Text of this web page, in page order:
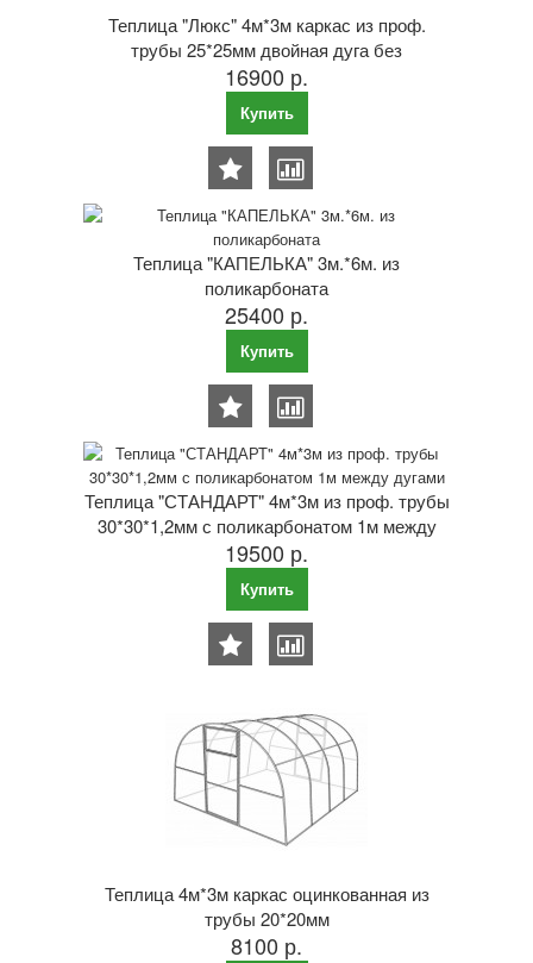
Теплица "Люкс" 4м*3м каркас из проф.
трубы 25*25мм двойная дуга без
поликарбоната
16900 р.
Купить
Теплица "КАПЕЛЬКА" 3м.*6м. из
поликарбоната
25400 р.
Купить
Теплица "СТАНДАРТ" 4м*3м из проф. трубы
30*30*1,2мм с поликарбонатом 1м между
дугами
19500 р.
Купить
Теплица 4м*3м каркас оцинкованная из
трубы 20*20мм
8100 р.